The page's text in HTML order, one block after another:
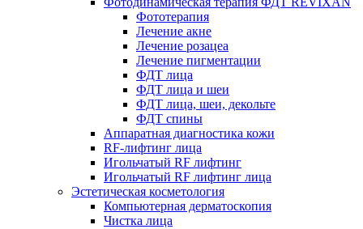
Фототерапия
Лечение акне
Лечение розацеа
Лечение пигментации
ФДТ лица
ФДТ лица и шеи
ФДТ лица, шеи, декольте
ФДТ спины
Аппаратная диагностика кожи
RF-лифтинг лица
Игольчатый RF лифтинг
Игольчатый RF лифтинг лица
Эстетическая косметология
Компьютерная дерматоскопия
Чистка лица